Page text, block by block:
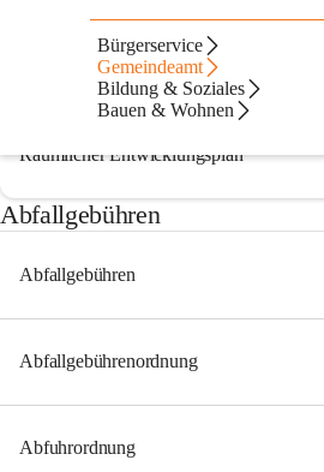
Bürgerservice
Gemeindeamt
Bildung & Soziales
Bauen & Wohnen
Verordnungen
Räumlicher Entwicklungsplan
Abfallgebühren
Abfallgebühren
Abfallgebührenordnung
Abfuhrordnung